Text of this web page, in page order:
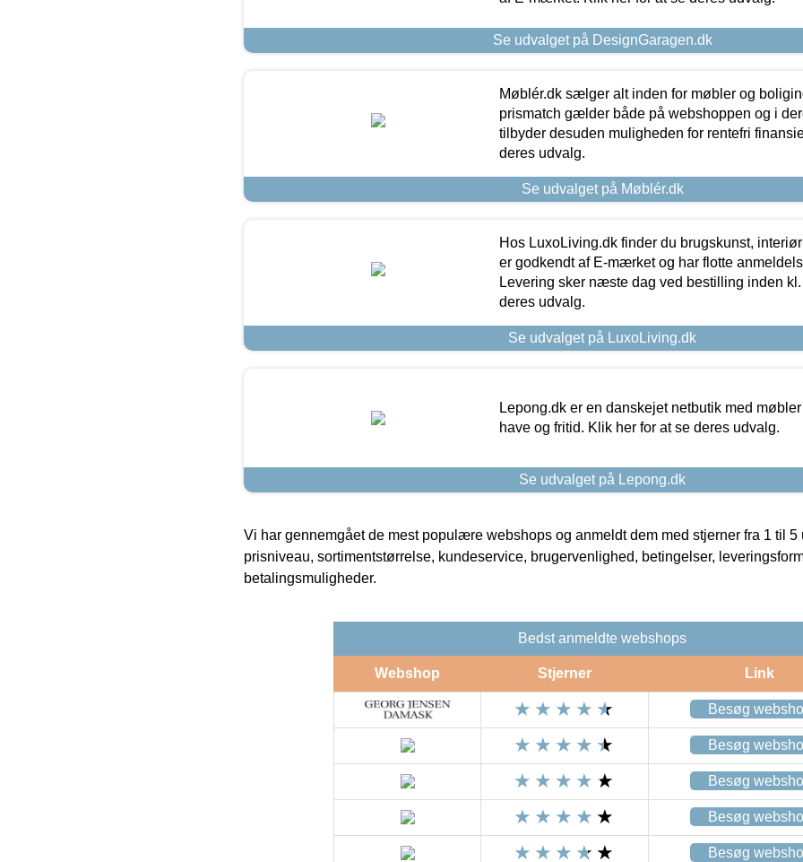
Se udvalget på DesignGaragen.dk
Møblér.dk sælger alt inden for møbler og
prismatch gælder både på webshoppen og i
tilbyder desuden muligheden for rentefri
deres udvalg.
Se udvalget på Møblér.dk
Hos LuxoLiving.dk finder du brugskunst,
er godkendt af E-mærket og har flotte
Levering sker næste dag ved bestilling inden
deres udvalg.
Se udvalget på LuxoLiving.dk
Lepong.dk er en danskejet netbutik med
have og fritid. Klik her for at se deres udvalg.
Se udvalget på Lepong.dk
Vi har gennemgået de mest populære webshops og anmeldt dem med stjerner fra 1 til 5
prisniveau, sortimentstørrelse, kundeservice, brugervenlighed, betingelser,
betalingsmuligheder.
Bedst anmeldte webshops
Webshop Stjerner Link
Besøg
Besøg
Besøg
Besøg
Besøg